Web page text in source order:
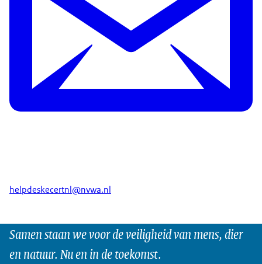
helpdeskecertnl@nvwa.nl
Samen staan we voor de veiligheid van mens, dier
en natuur. Nu en in de toekomst.